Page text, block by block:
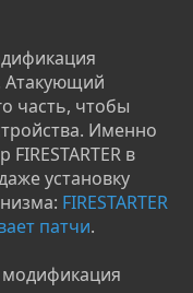
Атакующий
часть, чтобы
Именно
в
установку
FIRESTARTER
патчи.
модификация